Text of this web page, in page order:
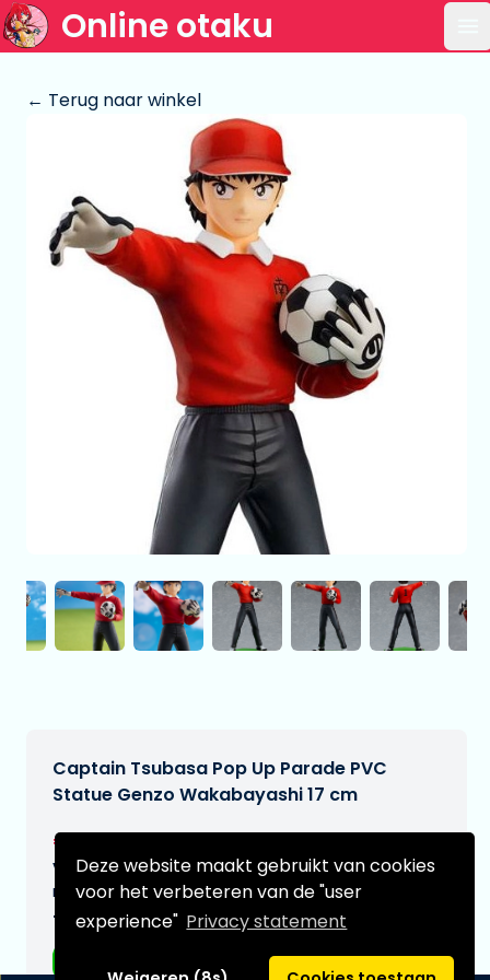
Deze website maakt gebruikt van cookies
voor het verbeteren van de "user
experience" Privacy statement
Online otaku
← Terug naar winkel
Captain Tsubasa Pop Up Parade PVC
Statue Genzo Wakabayashi 17 cm
€40,95
Verwachtte leverdatum:
n.v.t.
Type: